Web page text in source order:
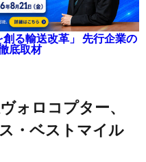
る輸送改革」 先行企業の
底取材
・ベストマイル